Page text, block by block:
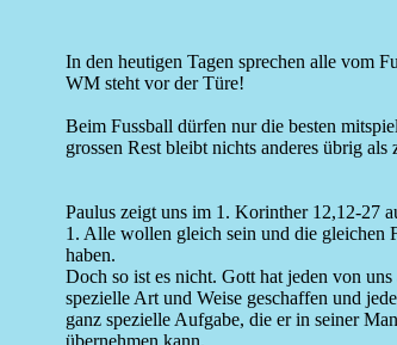
In den heutigen Tagen sprechen alle vom
WM steht vor der Türe!
Beim Fussball dürfen nur die besten
grossen Rest bleibt nichts anderes übrig als
Paulus zeigt uns im 1. Korinther 12,12-27
1. Alle wollen gleich sein und die gleichen
haben.
Doch so ist es nicht. Gott hat jeden von uns
spezielle Art und Weise geschaffen und
ganz spezielle Aufgabe, die er in seiner
übernehmen kann.